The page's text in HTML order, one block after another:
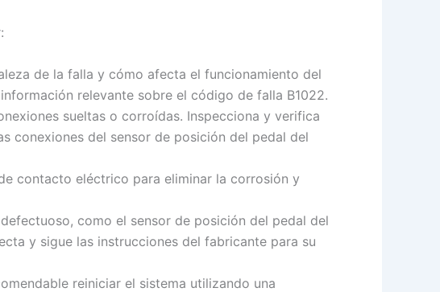
de la falla y cómo afecta el funcionamiento del
relevante sobre el código de falla B1022.
sueltas o corroídas. Inspecciona y verifica
conexiones del sensor de posición del pedal del
contacto eléctrico para eliminar la corrosión y
como el sensor de posición del pedal del
y sigue las instrucciones del fabricante para su
reiniciar el sistema utilizando una